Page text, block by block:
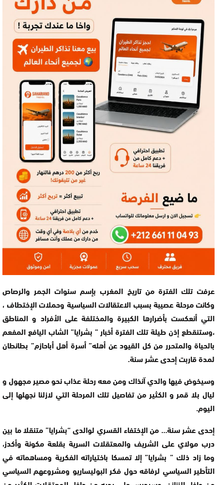
عرفت تلك الفترة من تاريخ المغرب بإسم سنوات الجمر والرصاص
وكانت مرحلة عصيبة بسبب الاعتقالات السياسية وحملات الإختطاف ،
التي أنعكست بأضرارها الكبيرة والمختلفة على الأفراد و المناطق
،وستنقطع إذن طيلة تلك الفترة أخبار ” بشرايا” الشاب اليافع المفعم
بالحياة والمتحرر من كل القيود عن أهله” أسرة أهل أباحازم” بطانطان
لمدة قاربت إحدى عشر سنة.
وسيخوض فيها والدي آنذاك ومن معه رحلة عذاب نحو مصير مجهول و
ليال بلا قمر و الكثير من تفاصيل تلك المرحلة التي لازلنا نجهلها إلى
اليوم.
إحدى عشر سنة… من الإختفاء القسري لوالدى “بشرايا” متنقلا ما بين
درب مولاي على الشريف والمعتقلات السرية بقلعة مكونة وأكدز،
وما زاد ذلك ” بشرايا” إلا تمسكا باختياراته الفكرية ومساهماته في
التأطير السياسي لرفاقه حول فكر البوليساريو ومشروعهم السياسي